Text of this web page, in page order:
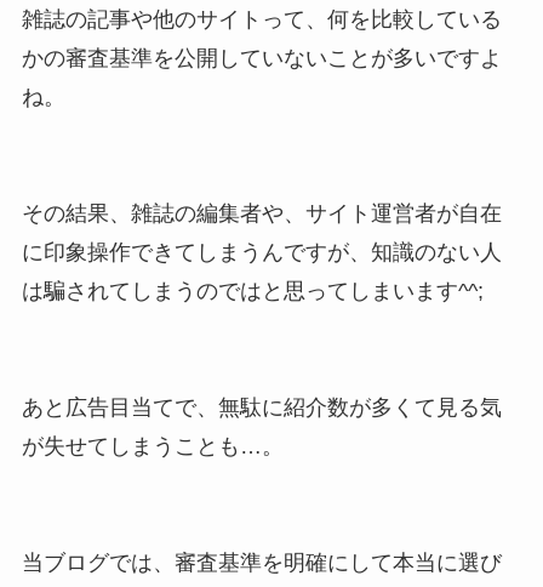
雑誌の記事や他のサイトって、何を比較している
かの審査基準を公開していないことが多いですよ
ね。
その結果、雑誌の編集者や、サイト運営者が自在
に印象操作できてしまうんですが、知識のない人
は騙されてしまうのではと思ってしまいます^^;
あと広告目当てで、無駄に紹介数が多くて見る気
が失せてしまうことも…。
当ブログでは、審査基準を明確にして本当に選び